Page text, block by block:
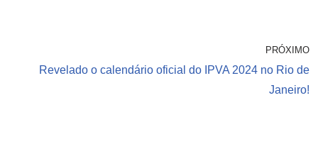
PRÓXIMO
Revelado o calendário oficial do IPVA 2024 no Rio de
Janeiro!